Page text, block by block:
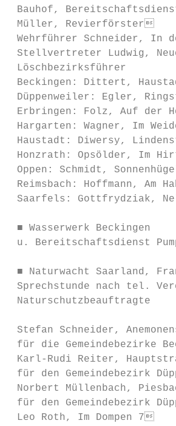
Bauhof,
Müller, Revierförster
Wehrführer Schneider,
Stellvertreter Ludwig,
Löschbezirksführer
Beckingen: Dittert,
Düppenweiler: Egler,
Erbringen: Folz, Auf
Hargarten: Wagner,
Haustadt: Diwersy,
Honzrath: Opsölder,
Oppen: Schmidt,
Reimsbach: Hoffmann,
Saarfels: Gottfrydziak,
■ Wasserwerk
u. Bereitschaftsdienst
■ Naturwacht
Sprechstunde nach tel.
Naturschutzbeauftragte
Stefan Schneider,
für die
Karl-Rudi Reiter,
für den
Norbert Müllenbach,
für den
Leo Roth, Im Dompen